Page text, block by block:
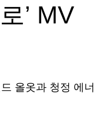
’ MV
올옷과 청정 에너